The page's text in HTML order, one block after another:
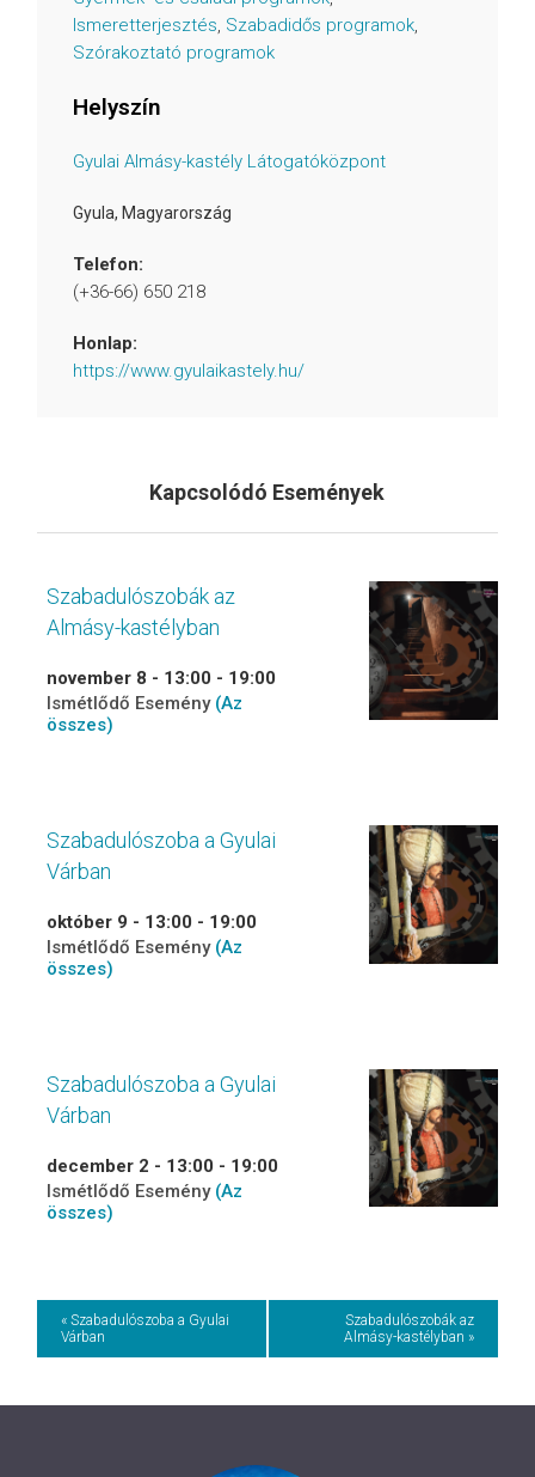
Ismeretterjesztés, Szabadidős programok,
Szórakoztató programok
Helyszín
Gyulai Almásy-kastély Látogatóközpont
Gyula, Magyarország
Telefon:
(+36-66) 650 218
Honlap:
https://www.gyulaikastely.hu/
Kapcsolódó Események
Szabadulószobák az
Almásy-kastélyban
november 8 - 13:00 - 19:00
Ismétlődő Esemény (Az
összes)
Szabadulószoba a Gyulai
Várban
október 9 - 13:00 - 19:00
Ismétlődő Esemény (Az
összes)
Szabadulószoba a Gyulai
Várban
december 2 - 13:00 - 19:00
Ismétlődő Esemény (Az
összes)
Event
Navigation
« Szabadulószoba a Gyulai
Várban
Szabadulószobák az
Almásy-kastélyban »